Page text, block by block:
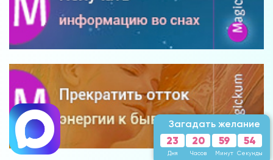
Загадать желание
23
Дня
20
Часов
59
Минут
51
Секунда